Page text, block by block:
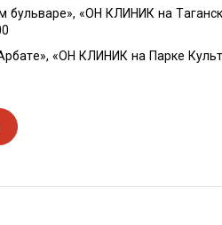
«ОН КЛИНИК на
«ОН КЛИНИК на Парке